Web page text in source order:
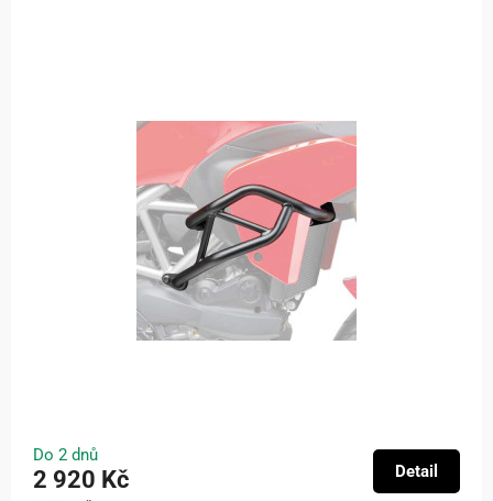
Do 2 dnů
2 920 Kč Detail